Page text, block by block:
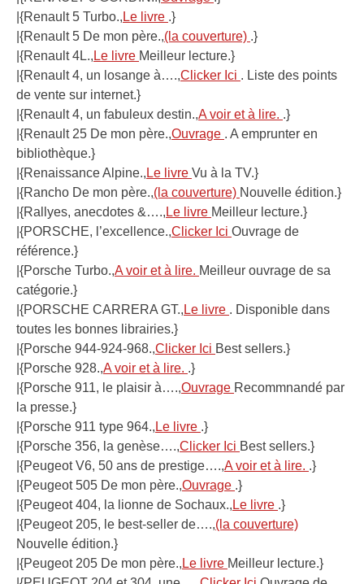
|{Renault 5 Turbo., Le livre .}
|{Renault 5 De mon père.,(la couverture) .}
|{Renault 4L., Le livre Meilleur lecture.}
|{Renault 4, un losange à….,Clicker Ici . Liste des points
de vente sur internet.}
|{Renault 4, un fabuleux destin.,A voir et à lire. .}
|{Renault 25 De mon père.,Ouvrage . A emprunter en
bibliothèque.}
|{Renaissance Alpine., Le livre Vu à la TV.}
|{Rancho De mon père.,(la couverture) Nouvelle édition.}
|{Rallyes, anecdotes &…., Le livre Meilleur lecture.}
|{PORSCHE, l’excellence.,Clicker Ici Ouvrage de
référence.}
|{Porsche Turbo.,A voir et à lire. Meilleur ouvrage de sa
catégorie.}
|{PORSCHE CARRERA GT., Le livre . Disponible dans
toutes les bonnes librairies.}
|{Porsche 944-924-968.,Clicker Ici Best sellers.}
|{Porsche 928.,A voir et à lire. .}
|{Porsche 911, le plaisir à….,Ouvrage Recommnandé par
la presse.}
|{Porsche 911 type 964., Le livre .}
|{Porsche 356, la genèse….,Clicker Ici Best sellers.}
|{Peugeot V6, 50 ans de prestige….,A voir et à lire. .}
|{Peugeot 505 De mon père.,Ouvrage .}
|{Peugeot 404, la lionne de Sochaux., Le livre .}
|{Peugeot 205, le best-seller de….,(la couverture)
Nouvelle édition.}
|{Peugeot 205 De mon père., Le livre Meilleur lecture.}